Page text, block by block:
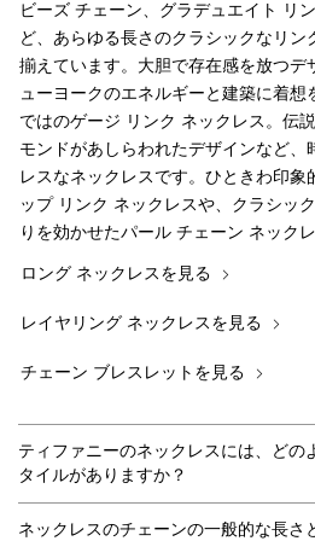
ビーズ チェーン、グラデュエイト リ
ど、あらゆる長さのクラシックなリン
揃えています。大胆で存在感を放つデ
ューヨークのエネルギーと建築に着想
ではのゲージ リンク ネックレス。伝
モンドがあしらわれたデザインなど、
レスなネックレスです。ひときわ印象
ップ リンク ネックレスや、クラシッ
りを効かせたパール チェーン ネック
ロング ネックレスを見る
レイヤリング ネックレスを見る
チェーン ブレスレットを見る
ティファニーのネックレスには、どの
タイルがありますか？
ネックレスのチェーンの一般的な長さ